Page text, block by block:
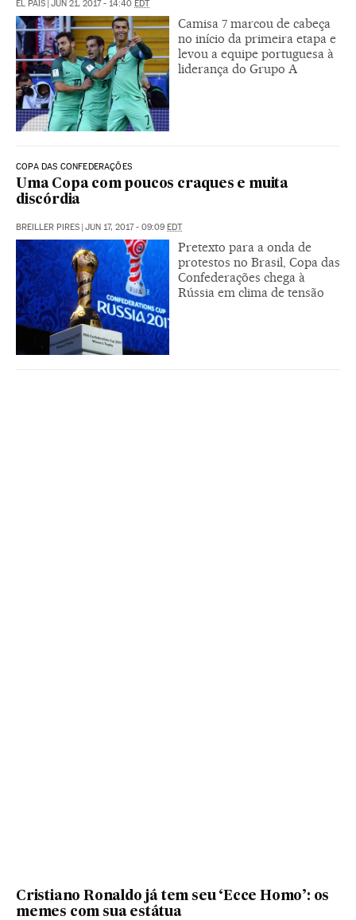
EL PAÍS JUN 21, 2017 - 14:40 EDT
Camisa 7 marcou de cabeça
no início da primeira etapa e
levou a equipe portuguesa à
liderança do Grupo A
COPA DAS CONFEDERAÇÕES
Uma Copa com poucos craques e muita
discórdia
BREILLER PIRES | JUN 17, 2017 - 09:09 EDT
Pretexto para a onda de
protestos no Brasil, Copa das
Confederações chega à
Rússia em clima de tensão
Cristiano Ronaldo já tem seu ‘Ecce Homo’: os
memes com sua estátua